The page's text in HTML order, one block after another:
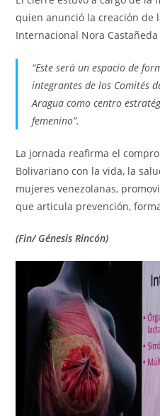
quien anunció la creación de
Internacional Nora
“Este será un espacio de
integrantes de los Comités
Aragua como centro
femenino”.
La jornada reafirma el
Bolivariano con la vida, la
mujeres venezolanas,
que articula prevención,
(Fin/ Génesis Rincón)